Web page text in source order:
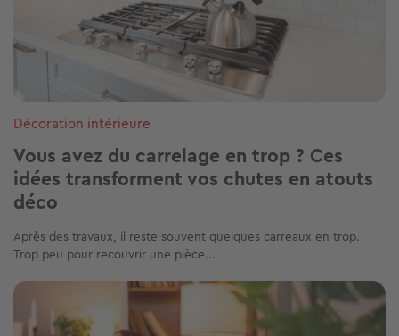
Décoration intérieure
Vous avez du carrelage en trop ? Ces
idées transforment vos chutes en atouts
déco
Après des travaux, il reste souvent quelques carreaux en trop.
Trop peu pour recouvrir une pièce...
Image